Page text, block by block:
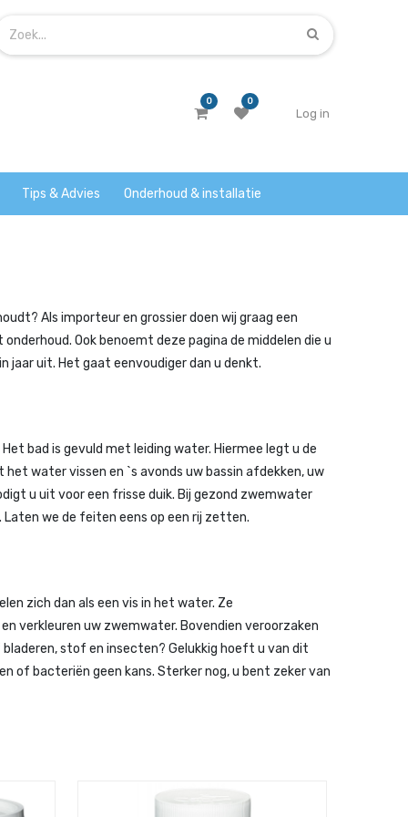
0 0
Log in
Tips & Advies Onderhoud & installatie
Als importeur en grossier doen wij graag een
Ook benoemt deze pagina de middelen die u
jaar uit. Het gaat eenvoudiger dan u denkt.
bad is gevuld met leiding water. Hiermee legt u de
water vissen en `s avonds uw bassin afdekken, uw
u uit voor een frisse duik. Bij gezond zwemwater
we de feiten eens op een rij zetten.
zich dan als een vis in het water. Ze
verkleuren uw zwemwater. Bovendien veroorzaken
bladeren, stof en insecten? Gelukkig hoeft u van dit
of bacteriën geen kans. Sterker nog, u bent zeker van